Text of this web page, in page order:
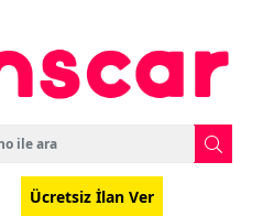
Ücretsiz İlan Ver